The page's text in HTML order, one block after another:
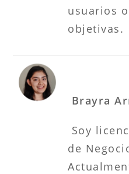
usuarios
objetivas.
Brayra
Soy
de